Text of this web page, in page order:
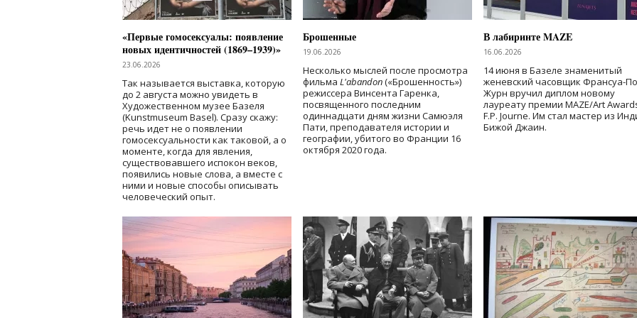
«Первые гомосексуалы: появление
новых идентичностей (1869–1939)»
23.06.2026
Так называется выставка, которую
до 2 августа можно увидеть в
Художественном музее Базеля
(Kunstmuseum Basel). Сразу скажу:
речь идет не о появлении
гомосексуальности как таковой, а о
моменте, когда для явления,
существовавшего испокон веков,
появились новые слова, а вместе с
ними и новые способы описывать
человеческий опыт.
Брошенные
19.06.2026
Несколько мыслей после просмотра
фильма L'abandon(«Брошенность»)
режиссера Винсента Гаренка,
посвященного последним
одиннадцати дням жизни Самюэля
Пати, преподавателя истории и
географии, убитого во Франции 16
октября 2020 года.
В лабиринте MAZE
16.06.2026
14 июня в Базеле знаменитый
женевский часовщик Франсуа-
Журн вручил диплом новому
лауреату премии MAZE/Art
F.P. Journe. Им стал мастер из
Бижой Джаин.